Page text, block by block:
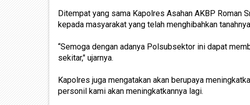
Ditempat yang sama Kapolres Asahan AKBP Roman
kepada masyarakat yang telah menghibahkan
“Semoga dengan adanya Polsubsektor ini dapat
sekitar," ujarnya.
Kapolres juga mengatakan akan berupaya
personil kami akan meningkatkannya lagi.